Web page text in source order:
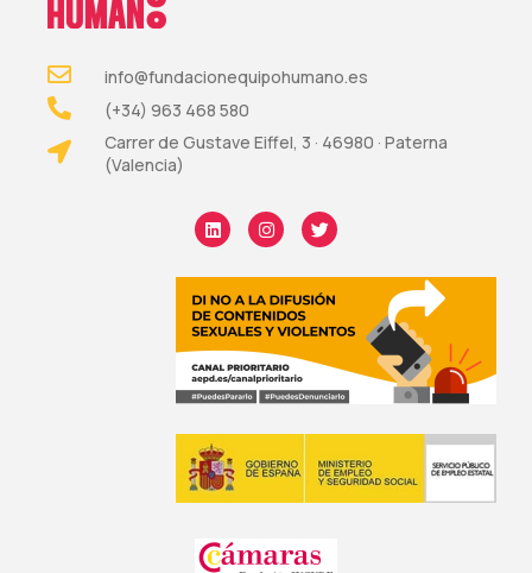
info@fundacionequipohumano.es
(+34) 963 468 580
Carrer de Gustave Eiffel, 3 · 46980 · Paterna
(Valencia)